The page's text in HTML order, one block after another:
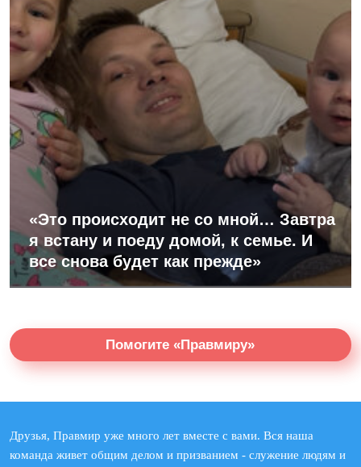
«Это происходит не со мной… Завтра
я встану и поеду домой, к семье. И
все снова будет как прежде»
Помогите «Правмиру»
Друзья, Правмир уже много лет вместе с вами. Вся наша
команда живет общим делом и призванием - служение людям и